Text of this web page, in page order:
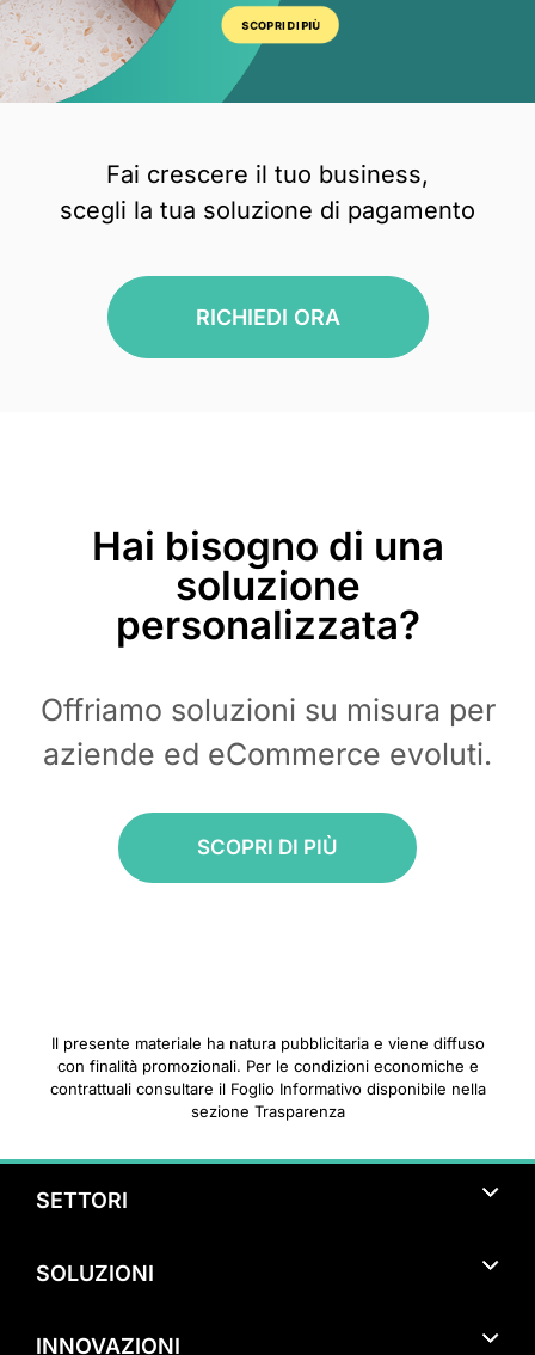
Fai crescere il tuo business,
scegli la tua soluzione di pagamento
RICHIEDI ORA
Hai bisogno di una
soluzione
personalizzata?
Offriamo soluzioni su misura per
aziende ed eCommerce evoluti.
SCOPRI DI PIÙ
Il presente materiale ha natura pubblicitaria e viene diffuso
con finalità promozionali. Per le condizioni economiche e
contrattuali consultare il Foglio Informativo disponibile nella
sezione Trasparenza
SETTORI
Studi Medici Specialistici & Liberi Professionisti
SOLUZIONI
INNOVAZIONI